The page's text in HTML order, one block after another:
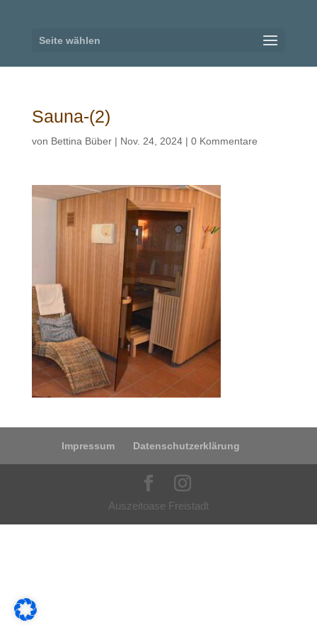
Seite wählen
Sauna-(2)
von Bettina Büber| Nov. 24, 2024| 0 Kommentare
Impressum Datenschutzerklärung
Auszeitoase Freistadt